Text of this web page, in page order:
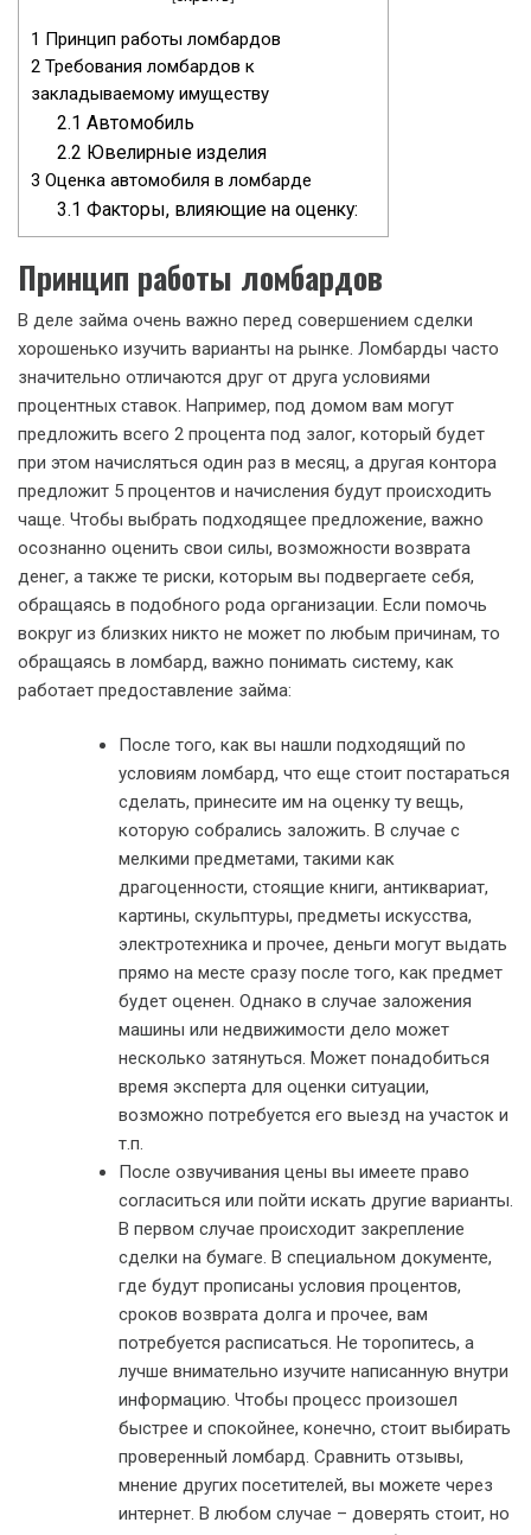
1 Принцип работы ломбардов
2 Требования ломбардов к
закладываемому имуществу
2.1 Автомобиль
2.2 Ювелирные изделия
3 Оценка автомобиля в ломбарде
3.1 Факторы, влияющие на оценку:
Принцип работы ломбардов
В деле займа очень важно перед совершением сделки
хорошенько изучить варианты на рынке. Ломбарды часто
значительно отличаются друг от друга условиями
процентных ставок. Например, под домом вам могут
предложить всего 2 процента под залог, который будет
при этом начисляться один раз в месяц, а другая контора
предложит 5 процентов и начисления будут происходить
чаще. Чтобы выбрать подходящее предложение, важно
осознанно оценить свои силы, возможности возврата
денег, а также те риски, которым вы подвергаете себя,
обращаясь в подобного рода организации. Если помочь
вокруг из близких никто не может по любым причинам, то
обращаясь в ломбард, важно понимать систему, как
работает предоставление займа:
После того, как вы нашли подходящий по
условиям ломбард, что еще стоит постараться
сделать, принесите им на оценку ту вещь,
которую собрались заложить. В случае с
мелкими предметами, такими как
драгоценности, стоящие книги, антиквариат,
картины, скульптуры, предметы искусства,
электротехника и прочее, деньги могут выдать
прямо на месте сразу после того, как предмет
будет оценен. Однако в случае заложения
машины или недвижимости дело может
несколько затянуться. Может понадобиться
время эксперта для оценки ситуации,
возможно потребуется его выезд на участок и
т.п.
После озвучивания цены вы имеете право
согласиться или пойти искать другие варианты.
В первом случае происходит закрепление
сделки на бумаге. В специальном документе,
где будут прописаны условия процентов,
сроков возврата долга и прочее, вам
потребуется расписаться. Не торопитесь, а
лучше внимательно изучите написанную внутри
информацию. Чтобы процесс произошел
быстрее и спокойнее, конечно, стоит выбирать
проверенный ломбард. Сравнить отзывы,
мнение других посетителей, вы можете через
интернет. В любом случае – доверять стоит, но